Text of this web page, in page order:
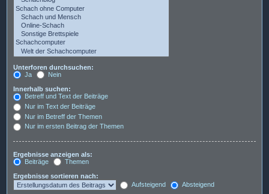
Unterforen durchsuchen:
Ja
Nein
Innerhalb suchen:
Betreff und Text der Beiträge
Nur im Text der Beiträge
Nur im Betreff der Themen
Nur im ersten Beitrag der Themen
Ergebnisse anzeigen als:
Beiträge
Themen
Ergebnisse sortieren nach:
Aufsteigend
Absteigend